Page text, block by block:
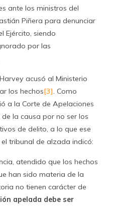
ante los ministros del
Piñera para denunciar
Ejército, siendo
por las
acusó al Ministerio
los hechos[3]. Como
a la Corte de Apelaciones
la causa por no ser los
de delito, a lo que ese
tribunal de alzada indicó:
atendido que los hechos
han sido materia de la
no tienen carácter de
apelada debe ser